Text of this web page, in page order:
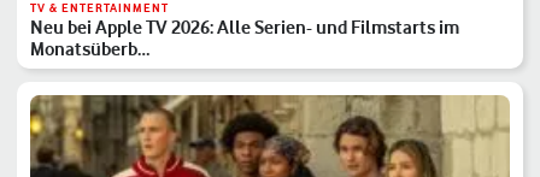
TV & ENTERTAINMENT
Neu bei Apple TV 2026: Alle Serien- und Filmstarts im
Monatsüberb…